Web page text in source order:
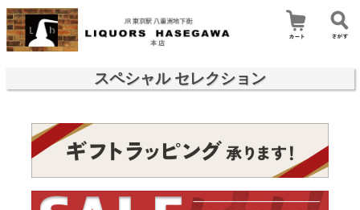
スペシャル セレクション